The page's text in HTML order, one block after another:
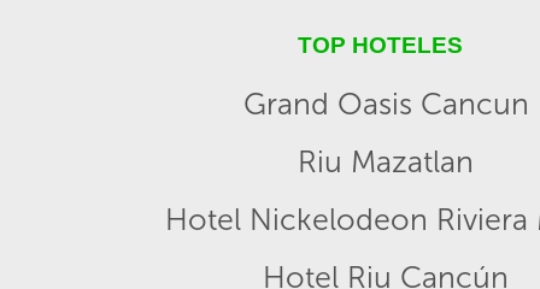
TOP HOTELES
Grand Oasis Cancun
Riu Mazatlan
Hotel Nickelodeon Riviera
Hotel Riu Cancún